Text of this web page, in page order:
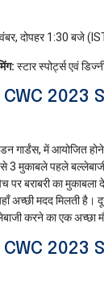
दोपहर 1:30 बजे
स्टार स्पोर्ट्स एवं
CWC 2023
गार्डंस, में आयोजित
3 मुकाबले पहले
पर बराबरी का
मदद मिलती है।
करने का एक अच्छा
CWC 2023